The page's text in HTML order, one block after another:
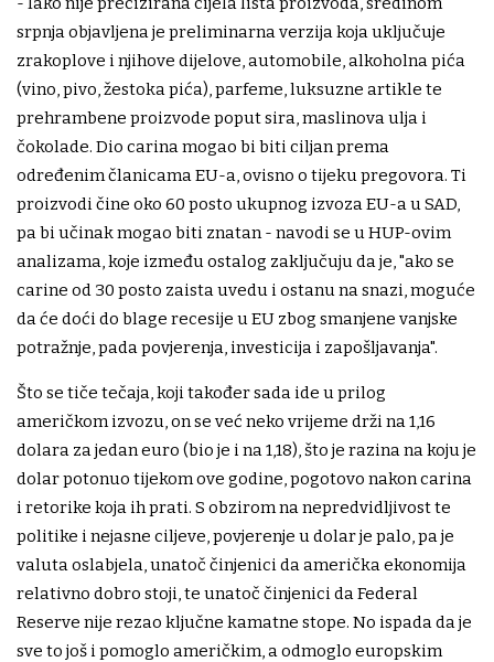
srpnja objavljena je preliminarna verzija koja uključuje
zrakoplove i njihove dijelove, automobile, alkoholna pića
(vino, pivo, žestoka pića), parfeme, luksuzne artikle te
prehrambene proizvode poput sira, maslinova ulja i
čokolade. Dio carina mogao bi biti ciljan prema
određenim članicama EU-a, ovisno o tijeku pregovora. Ti
proizvodi čine oko 60 posto ukupnog izvoza EU-a u SAD,
pa bi učinak mogao biti znatan - navodi se u HUP-ovim
analizama, koje između ostalog zaključuju da je, "ako se
carine od 30 posto zaista uvedu i ostanu na snazi, moguće
da će doći do blage recesije u EU zbog smanjene vanjske
potražnje, pada povjerenja, investicija i zapošljavanja".
Što se tiče tečaja, koji također sada ide u prilog
američkom izvozu, on se već neko vrijeme drži na 1,16
dolara za jedan euro (bio je i na 1,18), što je razina na koju je
dolar potonuo tijekom ove godine, pogotovo nakon carina
i retorike koja ih prati. S obzirom na nepredvidljivost te
politike i nejasne ciljeve, povjerenje u dolar je palo, pa je
valuta oslabjela, unatoč činjenici da američka ekonomija
relativno dobro stoji, te unatoč činjenici da Federal
Reserve nije rezao ključne kamatne stope. No ispada da je
sve to još i pomoglo američkim, a odmoglo europskim